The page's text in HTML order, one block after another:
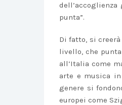
dell’accoglienza
punta”.
Di fatto, si
livello, che
all’Italia come
arte e musica
genere si
europei come